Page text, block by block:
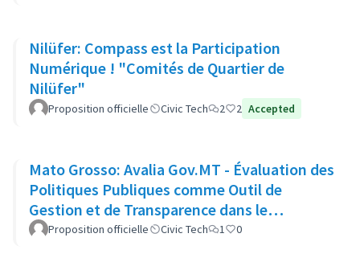
Nilüfer: Compass est la Participation
Numérique ! "Comités de Quartier de
Nilüfer"
Proposition officielle Civic Tech 2 2 Accepted
Mato Grosso: Avalia Gov.MT - Évaluation des
Politiques Publiques comme Outil de
Gestion et de Transparence dans le
Gouvernement de l'État du Mato Gros
Proposition officielle Civic Tech 1 0